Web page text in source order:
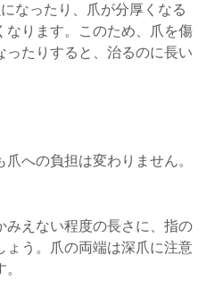
なったり、爪が分厚くなる
なります。このため、爪を傷
ったりすると、治るのに長い
への負担は変わりません。
みえない程度の長さに、指の
ょう。爪の両端は深爪に注意